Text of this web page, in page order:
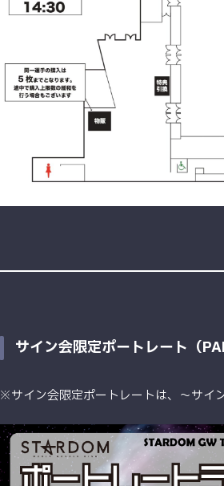
サイン会限定ポートレート（
※サイン会限定ポートレートは、〜サイ